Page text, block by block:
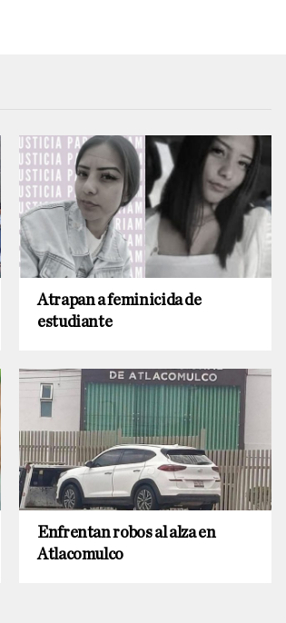
Atrapan a feminicida de
estudiante
Enfrentan robos al alza en
Atlacomulco